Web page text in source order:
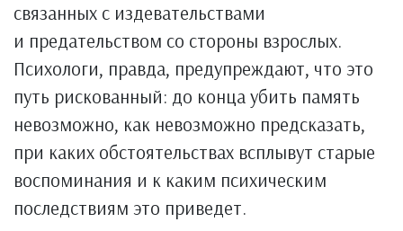
связанных с издевательствами
и предательством со стороны взрослых.
Психологи, правда, предупреждают, что это
путь рискованный: до конца убить память
невозможно, как невозможно предсказать,
при каких обстоятельствах всплывут старые
воспоминания и к каким психическим
последствиям это приведет.